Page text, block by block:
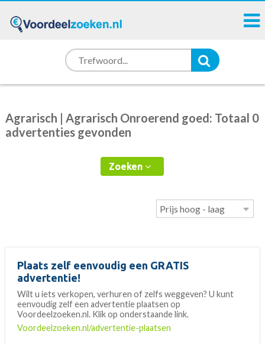
Agrarisch | Agrarisch Onroerend goed: Totaal 0
advertenties gevonden
Zoeken
Plaats zelf eenvoudig een GRATIS
advertentie!
Wilt u iets verkopen, verhuren of zelfs weggeven? U kunt
eenvoudig zelf een advertentie plaatsen op
Voordeelzoeken.nl. Klik op onderstaande link.
Voordeelzoeken.nl/advertentie-plaatsen